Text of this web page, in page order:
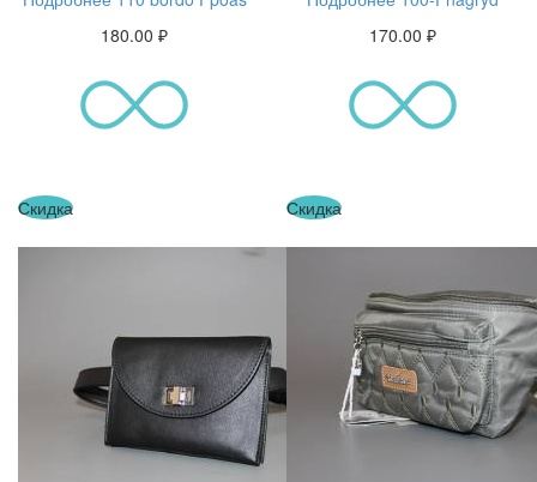
180.00 ₽
170.00 ₽
Скидка Скидка